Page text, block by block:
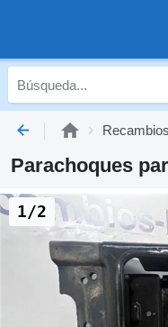
Recambios
Parachoques
1/2